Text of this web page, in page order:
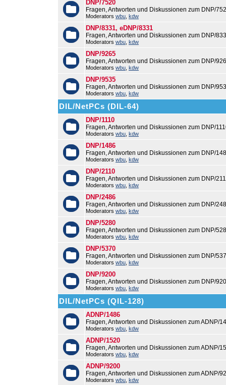
DNP/7520
Fragen, Antworten und Diskussionen zum DNP/
Moderators wbu kdw
DNP/8331, eDNP/8331
Fragen, Antworten und Diskussionen zum DNP/
Moderators wbu kdw
DNP/9265
Fragen, Antworten und Diskussionen zum DNP/
Moderators wbu kdw
DNP/9535
Fragen, Antworten und Diskussionen zum DNP/
Moderators wbu kdw
DIL/NetPCs (DIL-64)
DNP/1110
Fragen, Antworten und Diskussionen zum DNP/
Moderators wbu kdw
DNP/1486
Fragen, Antworten und Diskussionen zum DNP/
Moderators wbu kdw
DNP/2110
Fragen, Antworten und Diskussionen zum DNP/
Moderators wbu kdw
DNP/2486
Fragen, Antworten und Diskussionen zum DNP/
Moderators wbu kdw
DNP/5280
Fragen, Antworten und Diskussionen zum DNP/
Moderators wbu kdw
DNP/5370
Fragen, Antworten und Diskussionen zum DNP/
Moderators wbu kdw
DNP/9200
Fragen, Antworten und Diskussionen zum DNP/
Moderators wbu kdw
DIL/NetPCs (QIL-128)
ADNP/1486
Fragen, Antworten und Diskussionen zum ADNP/
Moderators wbu kdw
ADNP/1520
Fragen, Antworten und Diskussionen zum ADNP/
Moderators wbu kdw
ADNP/9200
Fragen, Antworten und Diskussionen zum ADNP/
Moderators wbu kdw